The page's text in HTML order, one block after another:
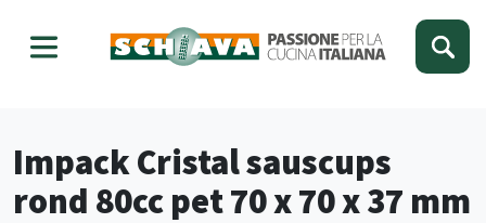
Impack Cristal sauscups
rond 80cc pet 70 x 70 x 37 mm